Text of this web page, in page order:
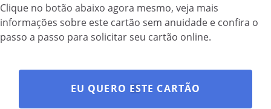
Clique no botão abaixo agora mesmo, veja mais
informações sobre este cartão sem anuidade e confira o
passo a passo para solicitar seu cartão online.
EU QUERO ESTE CARTÃO